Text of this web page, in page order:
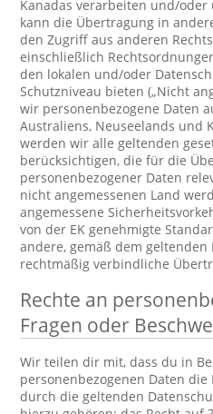
Kanadas verarbeiten und/
kann die Übertragung in
den Zugriff aus anderen
einschließlich
den lokalen und/oder
Schutzniveau bieten („Nicht
wir personenbezogene Daten
Australiens, Neuseelands und
werden wir alle geltenden
berücksichtigen, die für die
personenbezogener Daten
nicht angemessenen Land
angemessene
von der EK genehmigte
andere, gemäß dem geltenden
rechtmäßig verbindliche
Rechte an
Fragen oder
Wir teilen dir mit, dass du in
personenbezogenen Daten
durch die geltenden